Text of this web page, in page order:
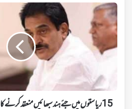
15
ریاستوں
میں
جئے
ہند
سبھائیں
کرنے
اعلان
15 ریاستوں میں جئے ہند سبھائیں منعقد کرنے کا اعلان